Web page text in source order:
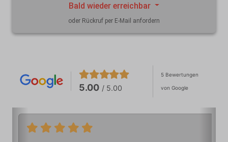
Bald wieder erreichbar
oder Rückruf per E-Mail anfordern
5.00 / 5.00
5 Bewertungen
von Google